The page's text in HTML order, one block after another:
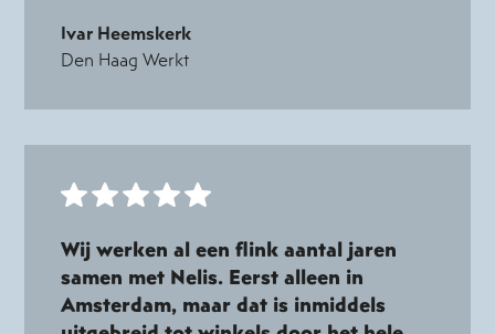
Ivar Heemskerk
Den Haag Werkt
Wij werken al een flink aantal jaren
samen met Nelis. Eerst alleen in
Amsterdam, maar dat is inmiddels